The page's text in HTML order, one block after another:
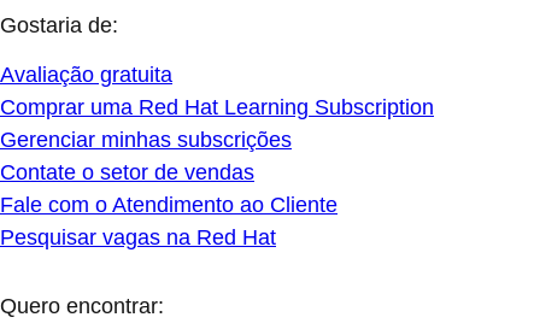
Gostaria de:
Avaliação gratuita
Comprar uma Red Hat Learning Subscription
Gerenciar minhas subscrições
Contate o setor de vendas
Fale com o Atendimento ao Cliente
Pesquisar vagas na Red Hat
Quero encontrar: